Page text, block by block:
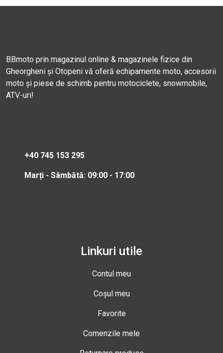
BBmoto prin magazinul online & magazinele fizice din
Gheorgheni și Otopeni vă oferă echipamente moto, accesorii
moto și piese de schimb pentru motociclete, snowmobile,
ATV-uri!
+40 745 153 295
Marți - Sâmbătă: 09:00 - 17:00
Linkuri utile
Contul meu
Coșul meu
Favorite
Comenzile mele